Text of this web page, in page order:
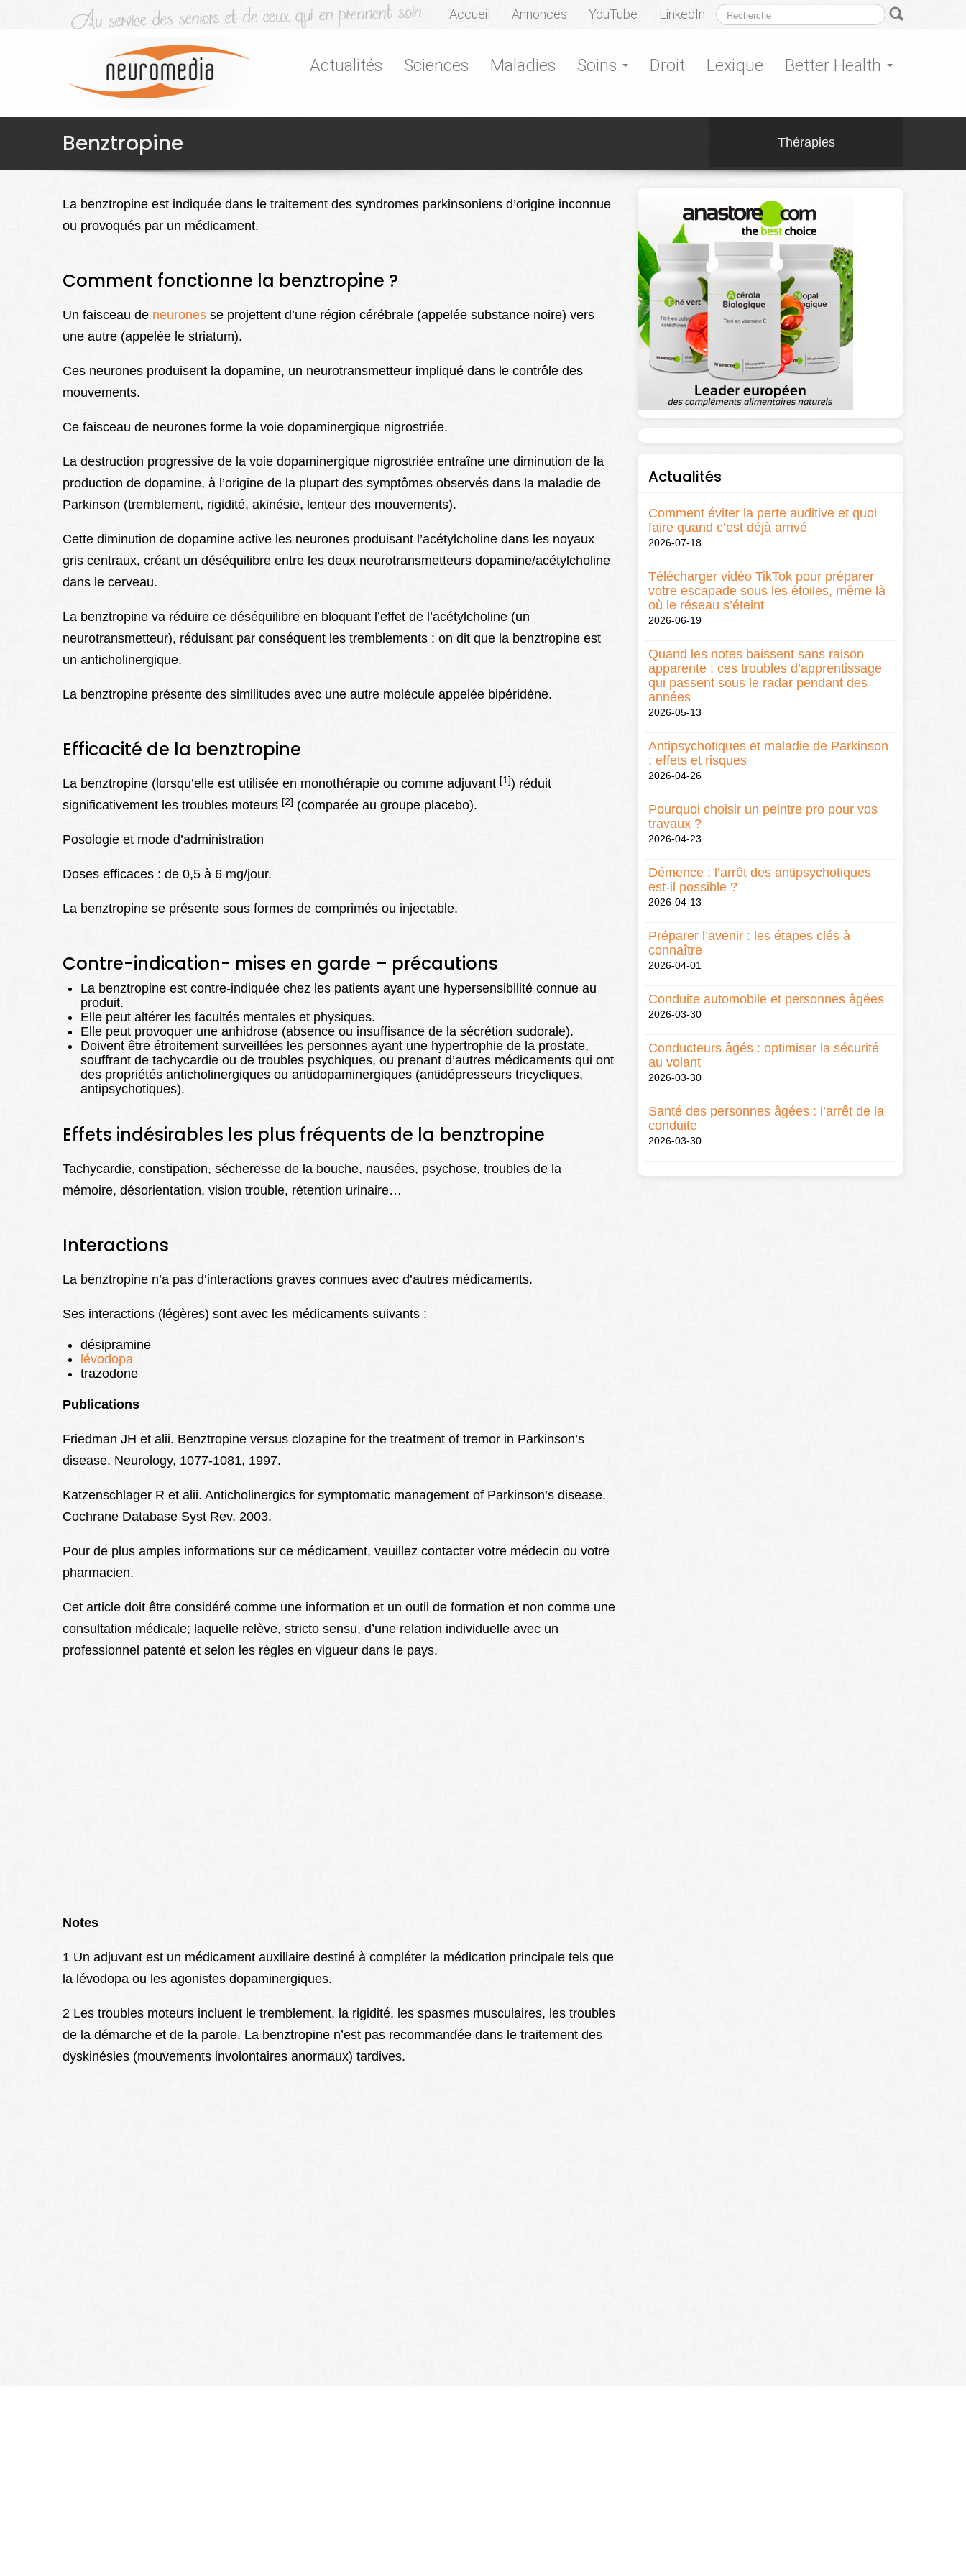
Accueil Annonces YouTube LinkedIn
Actualités Sciences Maladies Soins Droit Lexique Better Health
Benztropine Thérapies
La benztropine est indiquée dans le traitement des syndromes parkinsoniens d’origine inconnue
ou provoqués par un médicament.
Comment fonctionne la benztropine ?
Un faisceau de neurones se projettent d’une région cérébrale (appelée substance noire) vers
une autre (appelée le striatum).
Ces neurones produisent la dopamine, un neurotransmetteur impliqué dans le contrôle des
mouvements.
Ce faisceau de neurones forme la voie dopaminergique nigrostriée.
La destruction progressive de la voie dopaminergique nigrostriée entraîne une diminution de la
production de dopamine, à l’origine de la plupart des symptômes observés dans la maladie de
Parkinson (tremblement, rigidité, akinésie, lenteur des mouvements).
Cette diminution de dopamine active les neurones produisant l’acétylcholine dans les noyaux
gris centraux, créant un déséquilibre entre les deux neurotransmetteurs dopamine/acétylcholine
dans le cerveau.
La benztropine va réduire ce déséquilibre en bloquant l’effet de l’acétylcholine (un
neurotransmetteur), réduisant par conséquent les tremblements : on dit que la benztropine est
un anticholinergique.
La benztropine présente des similitudes avec une autre molécule appelée bipéridène.
Efficacité de la benztropine
La benztropine (lorsqu’elle est utilisée en monothérapie ou comme adjuvant [1]) réduit
significativement les troubles moteurs [2] (comparée au groupe placebo).
Posologie et mode d’administration
Doses efficaces : de 0,5 à 6 mg/jour.
La benztropine se présente sous formes de comprimés ou injectable.
Contre-indication- mises en garde – précautions
La benztropine est contre-indiquée chez les patients ayant une hypersensibilité connue au
produit.
Elle peut altérer les facultés mentales et physiques.
Elle peut provoquer une anhidrose (absence ou insuffisance de la sécrétion sudorale).
Doivent être étroitement surveillées les personnes ayant une hypertrophie de la prostate,
souffrant de tachycardie ou de troubles psychiques, ou prenant d’autres médicaments qui ont
des propriétés anticholinergiques ou antidopaminergiques (antidépresseurs tricycliques,
antipsychotiques).
Effets indésirables les plus fréquents de la benztropine
Tachycardie, constipation, sécheresse de la bouche, nausées, psychose, troubles de la
mémoire, désorientation, vision trouble, rétention urinaire…
Interactions
La benztropine n’a pas d’interactions graves connues avec d’autres médicaments.
Ses interactions (légères) sont avec les médicaments suivants :
désipramine
lévodopa
trazodone
Publications
Friedman JH et alii. Benztropine versus clozapine for the treatment of tremor in Parkinson’s
disease. Neurology, 1077-1081, 1997.
Katzenschlager R et alii. Anticholinergics for symptomatic management of Parkinson’s disease.
Cochrane Database Syst Rev. 2003.
Pour de plus amples informations sur ce médicament, veuillez contacter votre médecin ou votre
pharmacien.
Cet article doit être considéré comme une information et un outil de formation et non comme une
consultation médicale; laquelle relève, stricto sensu, d’une relation individuelle avec un
professionnel patenté et selon les règles en vigueur dans le pays.
Notes
1 Un adjuvant est un médicament auxiliaire destiné à compléter la médication principale tels que
la lévodopa ou les agonistes dopaminergiques.
2 Les troubles moteurs incluent le tremblement, la rigidité, les spasmes musculaires, les troubles
de la démarche et de la parole. La benztropine n’est pas recommandée dans le traitement des
dyskinésies (mouvements involontaires anormaux) tardives.
Actualités
Comment éviter la perte auditive et quoi
faire quand c’est déjà arrivé
2026-07-18
Télécharger vidéo TikTok pour préparer
votre escapade sous les étoiles, même là
où le réseau s’éteint
2026-06-19
Quand les notes baissent sans raison
apparente : ces troubles d’apprentissage
qui passent sous le radar pendant des
années
2026-05-13
Antipsychotiques et maladie de Parkinson
: effets et risques
2026-04-26
Pourquoi choisir un peintre pro pour vos
travaux ?
2026-04-23
Démence : l’arrêt des antipsychotiques
est-il possible ?
2026-04-13
Préparer l’avenir : les étapes clés à
connaître
2026-04-01
Conduite automobile et personnes âgées
2026-03-30
Conducteurs âgés : optimiser la sécurité
au volant
2026-03-30
Santé des personnes âgées : l’arrêt de la
conduite
2026-03-30